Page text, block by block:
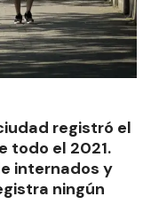
registró el
todo el 2021.
internados y
ningún